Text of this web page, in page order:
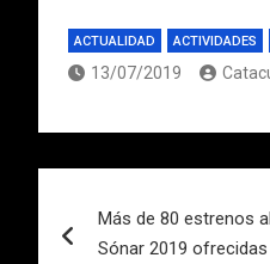
ACTUALIDAD ACTIVIDADES
13/07/2019
de
Más de 80 estrenos
Sónar 2019